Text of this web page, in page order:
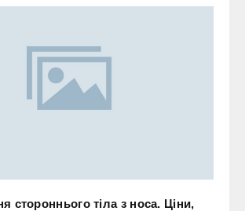
стороннього тіла з носа. Ціни,